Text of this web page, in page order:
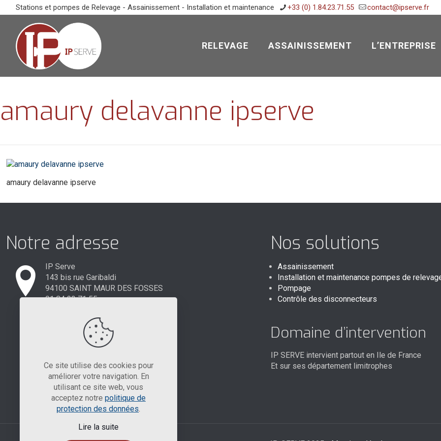
Stations et pompes de Relevage - Assainissement - Installation et maintenance +33 (0) 1.84.23.71.55 contact@ipserve.fr
RELEVAGE ASSAINISSEMENT L’ENTREPRISE
amaury delavanne ipserve
amaury delavanne ipserve
Notre adresse
IP Serve
143 bis rue Garibaldi
94100 SAINT MAUR DES FOSSES
01 84 23 71 55
Nos solutions
Assainissement
Installation et maintenance pompes de
Pompage
Contrôle des disconnecteurs
Domaine d’intervention
IP SERVE intervient partout en Ile de France
Et sur ses département limitrophes
Ce site utilise des cookies pour
améliorer votre navigation. En
utilisant ce site web, vous
acceptez notre politique de
protection des données.
Lire la suite